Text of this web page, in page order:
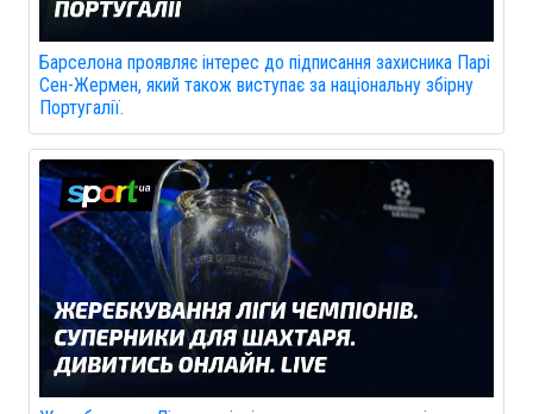
Барселона проявляє інтерес до підписання захисника Парі
Сен-Жермен, який також виступає за національну збірну
Португалії.